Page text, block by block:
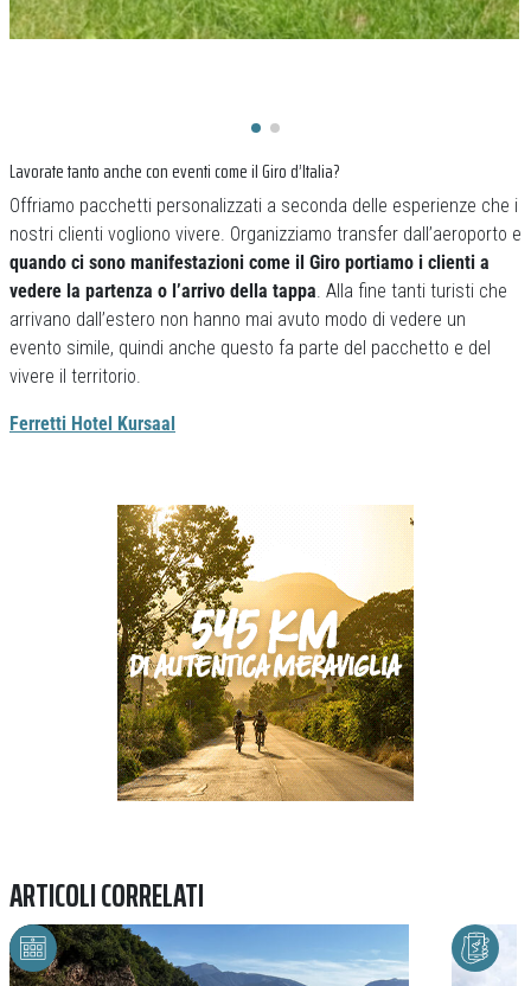
Lavorate tanto anche con eventi come il Giro d’Italia?
Offriamo pacchetti personalizzati a seconda delle esperienze che i
nostri clienti vogliono vivere. Organizziamo transfer dall’aeroporto e
quando ci sono manifestazioni come il Giro portiamo i clienti a
vedere la partenza o l’arrivo della tappa. Alla fine tanti turisti che
arrivano dall’estero non hanno mai avuto modo di vedere un
evento simile, quindi anche questo fa parte del pacchetto e del
vivere il territorio.
Ferretti Hotel Kursaal
Previous
ARTICOLI CORRELATI